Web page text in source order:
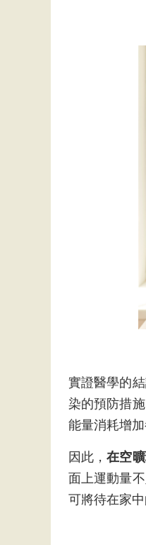
實證醫學的
染的預防措
能量消耗增
因此，在空
面上運動量
可將待在家